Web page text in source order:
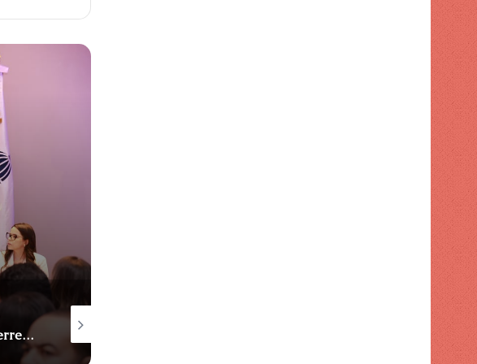
1 semana hace
Apresan a tres por
Anuncian cierres en el Malecón por Juegos Centroamericanos
1 semana hace